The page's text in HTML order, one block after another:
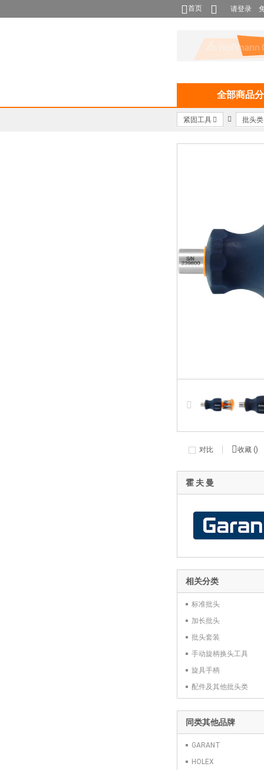
首页 请登录
全部商品
紧固工具 批头类
对比 收藏 ()
霍 夫 曼
相关分类
标准批头
加长批头
批头套装
手动旋柄换头工具
旋具手柄
配件及其他批头类
同类其他品牌
GARANT
HOLEX